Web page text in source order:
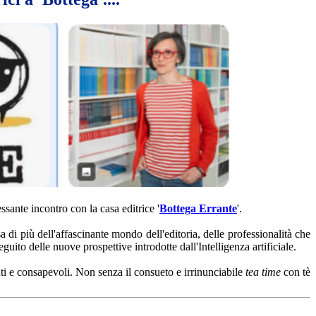
incontro con la casa editrice 'Bottega Errante'.
di più dell'affascinante mondo dell'editoria, delle professionalità che
delle nuove prospettive introdotte dall'Intelligenza artificiale.
e consapevoli. Non senza il consueto e irrinunciabile tea timecon tè